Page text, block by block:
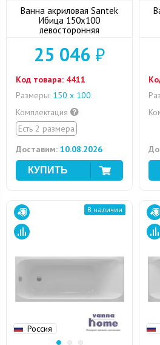
Ванна акриловая Santek
Ибица 150x100
левосторонняя
25 046 ₽
Код товара: 4411
Размеры: 150 x 100
Комплектация
Есть 2 размера
Доставим: 10.08.2026
Россия
В наличии